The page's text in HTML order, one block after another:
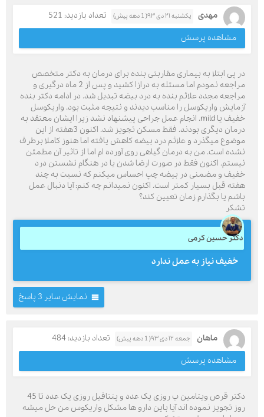
مهدی یکشنبه ۲۱ دی ۹۳( 1 دهه پیش)
تعداد بازدید: 521
مشاهده پرسش
در پی ابتلا به بیماری مقاربتی بنده برای درمان به دکتر متخصص
مراجعه نمودم اما مسئله به درازا کشید و پس از 2 ماه درگیری و
مراجعه مجدد علائم بنده به درد بیضه تبدیل شد. در ادامه دکتر بنده
آزمایش واریکوسل را مناسب دیدند و نتیجه مثبت بود. واریکوسل
خفیف یا mild. انجام عمل جراحی پیشنهاد نشد زیرا ایشان معتقد به
درمان دیگری بودند. فقط مسکن تجویز شد. اکنون 3هفته از این
موضوع میگذرد و علائم درد بیضه کاهش یافته اما هنوز کاملا برطرف
نشده است. من به درمان گیاهی روی آورده ام اما از تاثیر آن مطمئن
نیستم. اکنون فقط در صورت ارضا شدن یا در هنگام نشستن درد
خفیف و مضمنی در بیضه چپ احساس میکنم که نسبت به چند
هفته قبل بسیار کمتر است. اکنون نمیدانم چه کنم: آیا دنبال عمل
باشم یا بگذارم زمان تعیین کند؟
تشکر
دکتر حسین کرمی
خفیف نیاز به عمل ندارد
نمایش سایر 3 پاسخ
ماهان جمعه ۱۲ دی ۹۳( 1 دهه پیش)
تعداد بازدید: 484
مشاهده پرسش
دکتر قرص ویتامین ب روزی یک عدد و پنتافیل روزی یک عدد تا 45
روز تجویز نموده اند آیا باین دارو ها مشکل واریکوس من حل میشه